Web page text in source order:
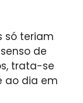
só teriam
de
trata-se
ao dia em